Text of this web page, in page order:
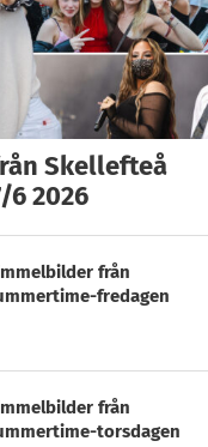
Skellefteå
2026
från
fredagen
från
torsdagen